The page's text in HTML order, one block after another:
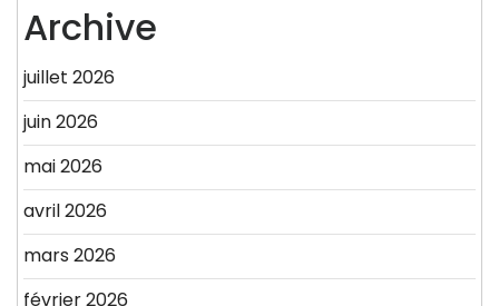
Archive
juillet 2026
juin 2026
mai 2026
avril 2026
mars 2026
février 2026